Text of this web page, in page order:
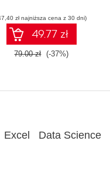
zł najniższa cena z 30 dni)
49.77 zł
79.00 zł (-37%)
Excel Data Science